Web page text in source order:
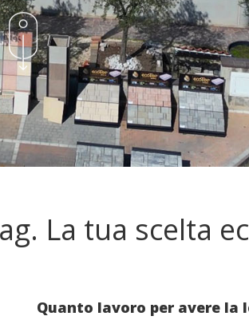
La tua scelta
Quanto lavoro per avere la